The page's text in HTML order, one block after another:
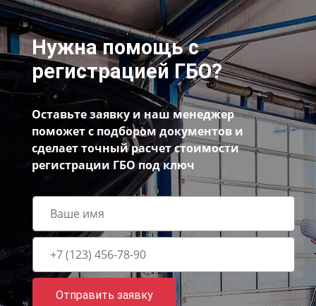
Нужна помощь с
регистрацией ГБО?
Оставьте заявку и наш менеджер
поможет с подбором документов и
сделает точный расчет стоимости
регистрации ГБО под ключ
Отправить заявку